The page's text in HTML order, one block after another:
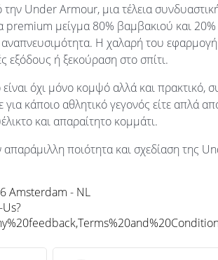
Under Armour, μια τέλεια
μείγμα 80% βαμβακιού και
Η χαλαρή του εφαρμογή
εξόδους ή ξεκούραση στο σπίτι.
όχι μόνο κομψό αλλά και
κάποιο αθλητικό γεγονός είτε απλά
και απαραίτητο κομμάτι.
ποιότητα και σχεδίαση της
Amsterdam - NL